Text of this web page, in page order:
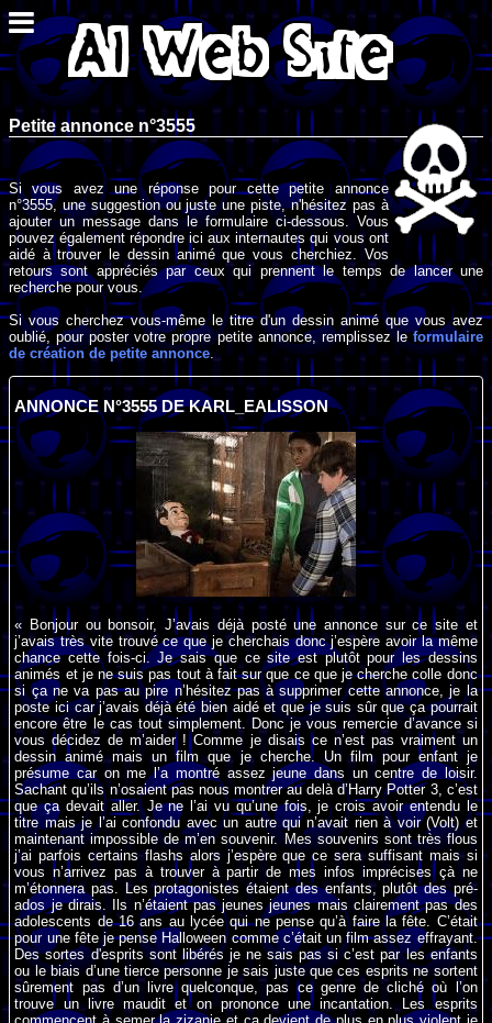
Petite annonce n°3555
Si vous avez une réponse pour cette petite annonce
n°3555, une suggestion ou juste une piste, n'hésitez pas à
ajouter un message dans le formulaire ci-dessous. Vous
pouvez également répondre ici aux internautes qui vous ont
aidé à trouver le dessin animé que vous cherchiez. Vos
retours sont appréciés par ceux qui prennent le temps de lancer une
recherche pour vous.
Si vous cherchez vous-même le titre d'un dessin animé que vous avez
oublié, pour poster votre propre petite annonce, remplissez leformulaire
de création de petite annonce .
ANNONCE N°3555 DE KARL_EALISSON
« Bonjour ou bonsoir, J’avais déjà posté une annonce sur ce site et
j’avais très vite trouvé ce que je cherchais donc j’espère avoir la même
chance cette fois-ci. Je sais que ce site est plutôt pour les dessins
animés et je ne suis pas tout à fait sur que ce que je cherche colle donc
si ça ne va pas au pire n’hésitez pas à supprimer cette annonce, je la
poste ici car j’avais déjà été bien aidé et que je suis sûr que ça pourrait
encore être le cas tout simplement. Donc je vous remercie d’avance si
vous décidez de m’aider ! Comme je disais ce n’est pas vraiment un
dessin animé mais un film que je cherche. Un film pour enfant je
présume car on me l’a montré assez jeune dans un centre de loisir.
Sachant qu’ils n’osaient pas nous montrer au delà d’Harry Potter 3, c’est
que ça devait aller. Je ne l’ai vu qu’une fois, je crois avoir entendu le
titre mais je l’ai confondu avec un autre qui n’avait rien à voir (Volt) et
maintenant impossible de m’en souvenir. Mes souvenirs sont très flous
j’ai parfois certains flashs alors j’espère que ce sera suffisant mais si
vous n’arrivez pas à trouver à partir de mes infos imprécises çà ne
m’étonnera pas. Les protagonistes étaient des enfants, plutôt des pré-
ados je dirais. Ils n’étaient pas jeunes jeunes mais clairement pas des
adolescents de 16 ans au lycée qui ne pense qu’à faire la fête. C’était
pour une fête je pense Halloween comme c’était un film assez effrayant.
Des sortes d'esprits sont libérés je ne sais pas si c’est par les enfants
ou le biais d’une tierce personne je sais juste que ces esprits ne sortent
sûrement pas d’un livre quelconque, pas ce genre de cliché où l’on
trouve un livre maudit et on prononce une incantation. Les esprits